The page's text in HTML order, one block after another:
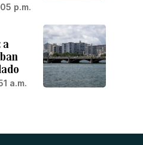
p.m.
a
a.m.